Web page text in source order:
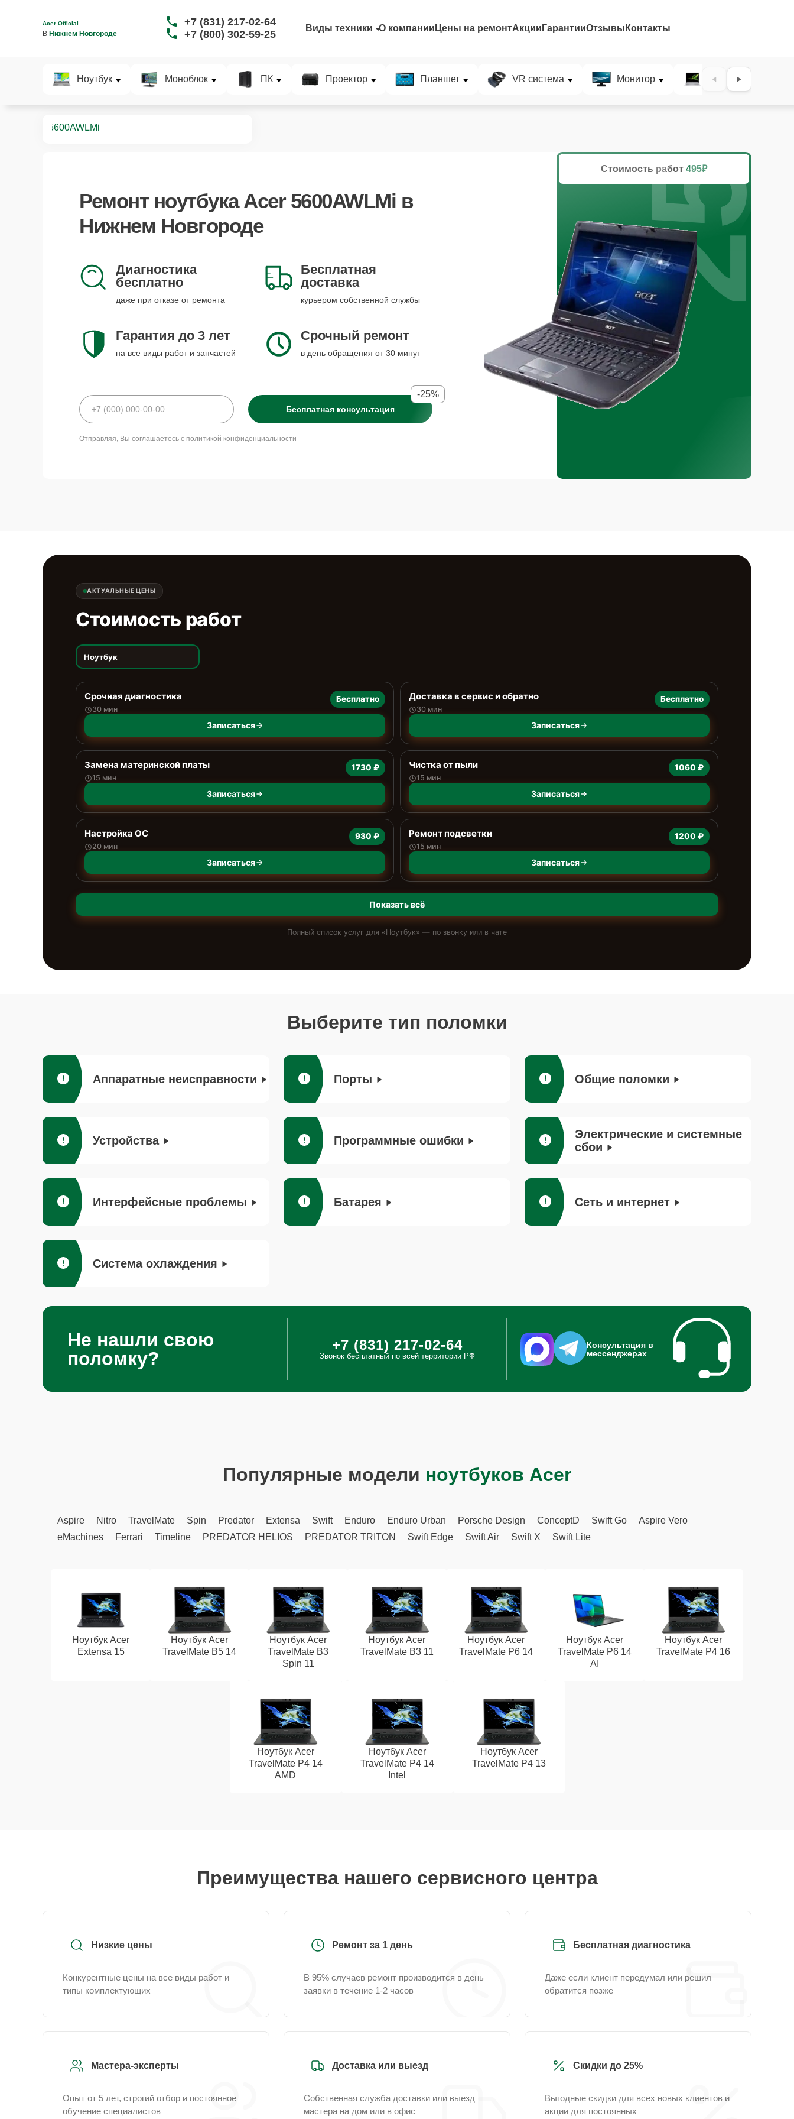
Acer Official
В Нижнем Новгороде
+7 (831) 217-02-64
+7 (800) 302-59-25
Виды техники О компании Цены на ремонтАкции ГарантииОтзывы Контакты
Ноутбук Моноблок ПК Проектор Планшет VR система Монитор Ультрабук
5600AWLMi
Ремонт ноутбука Acer 5600AWLMi в
Нижнем Новгороде
Диагностика
бесплатно
даже при отказе от ремонта
Бесплатная
доставка
курьером собственной службы
Гарантия до 3 лет
на все виды работ и запчастей
Срочный ремонт
в день обращения от 30 минут
Бесплатная консультация
-25%
Отправляя, Вы соглашаетесь с политикой конфиденциальности
Стоимость работ 495₽
25%
АКТУАЛЬНЫЕ ЦЕНЫ
Стоимость работ
Ноутбук
Срочная диагностика
30 мин
Бесплатно
Записаться
Доставка в сервис и обратно
30 мин
Бесплатно
Записаться
Замена материнской платы
15 мин
1730 ₽
Записаться
Чистка от пыли
15 мин
1060 ₽
Записаться
Настройка ОС
20 мин
930 ₽
Записаться
Ремонт подсветки
15 мин
1200 ₽
Записаться
Показать всё
Полный список услуг для «Ноутбук» — по звонку или в чате
Выберите тип поломки
Аппаратные неисправности Порты Общие поломки
Устройства Программные ошибки
Электрические и системные
сбои
Интерфейсные проблемы Батарея Сеть и интернет
Система охлаждения
Не нашли свою
поломку?
+7 (831) 217-02-64
Звонок бесплатный по всей территории РФ
Консультация в
мессенджерах
Популярные модели ноутбуков Acer
Aspire Nitro TravelMate Spin Predator Extensa Swift Enduro Enduro Urban Porsche Design ConceptD Swift Go
Aspire Vero
eMachines
Ferrari Timeline PREDATOR HELIOS PREDATOR TRITON Swift Edge Swift Air Swift X Swift Lite
Ноутбук Acer
Extensa 15
Ноутбук Acer
TravelMate B5 14
Ноутбук Acer
TravelMate B3
Spin 11
Ноутбук Acer
TravelMate B3 11
Ноутбук Acer
TravelMate P6 14
Ноутбук Acer
TravelMate P6 14
AI
Ноутбук Acer
TravelMate P4 16
Ноутбук Acer
TravelMate P4 14
AMD
Ноутбук Acer
TravelMate P4 14
Intel
Ноутбук Acer
TravelMate P4 13
Преимущества нашего сервисного центра
Низкие цены
Конкурентные цены на все виды работ и
типы комплектующих
Ремонт за 1 день
В 95% случаев ремонт производится в день
заявки в течение 1-2 часов
Бесплатная диагностика
Даже если клиент передумал или решил
обратится позже
Мастера-эксперты
Опыт от 5 лет, строгий отбор и постоянное
обучение специалистов
Доставка или выезд
Собственная служба доставки или выезд
мастера на дом или в офис
Скидки до 25%
Выгодные скидки для всех новых клиентов и
акции для постоянных